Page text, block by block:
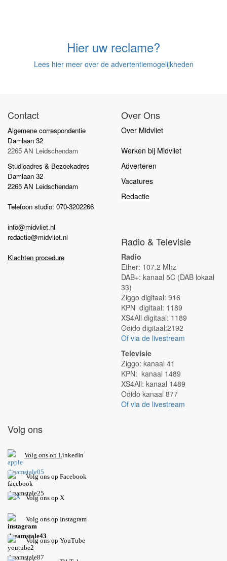
Hier uw reclame?
Lees hier meer over de advertentiemogelijkheden
Contact
Algemene correspondentie
Damlaan 32
2265 AN Leidschendam
Studioadres & Bezoekadres
Damlaan 32
2265 AN Leidschendam
Telefoon studio: 070-3202266
info@midvliet.nl
redactie@midvliet.nl
Klachten procedure
Over Ons
Over Midvliet
Werken bij Midvliet
Adverteren
Vacatures
Redactie
Radio & Televisie
Radio
Ether: 107.2 Mhz
DAB+: kanaal 5C (DAB lokaal
33)
Ziggo digitaal: 916
KPN digitaal: 1189
XS4All digitaal: 1189
Odido digitaal:2192
Of via de livestream
Televisie
Ziggo: kanaal 41
KPN: kanaal 1489
XS4All: kanaal 1489
Odido kanaal 877
Of via de livestream
Volg ons
Volg ons op LinkedIn
Volg ons op Facebook
Volg ons op X
Volg ons op Instagram
Volgons op YouTube